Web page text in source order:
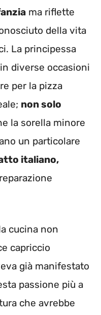
ma riflette
della vita
La principessa
diverse occasioni
per la pizza
non solo
la sorella minore
un particolare
italiano,
cucina non
capriccio
già manifestato
passione più a
che avrebbe